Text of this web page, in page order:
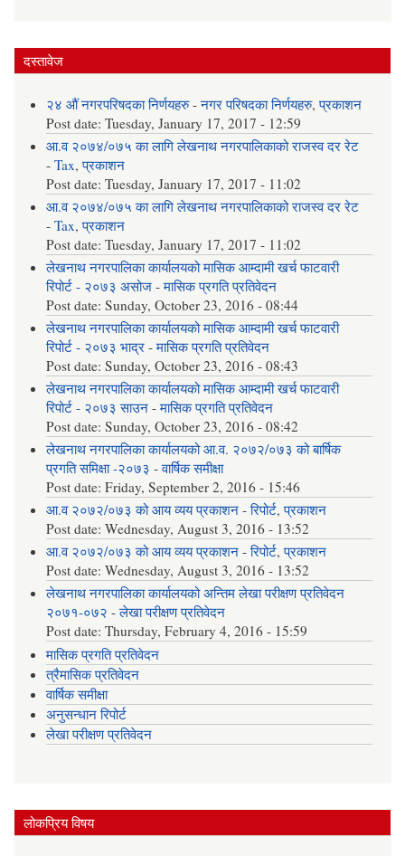
दस्तावेज
२४ औं नगरपरिषदका निर्णयहरु-नगर परिषदका निर्णयहरु,प्रकाशन
Post date:Tuesday, January 17, 2017 - 12:59
आ.व २०७४/०७५ का लागि लेखनाथ नगरपालिकाको राजस्व दर रेट
-Tax,प्रकाशन
Post date:Tuesday, January 17, 2017 - 11:02
आ.व २०७४/०७५ का लागि लेखनाथ नगरपालिकाको राजस्व दर रेट
-Tax,प्रकाशन
Post date:Tuesday, January 17, 2017 - 11:02
लेखनाथ नगरपालिका कार्यालयको मासिक आम्दामी खर्च फाटवारी
रिपोर्ट - २०७३ असोज -मासिक प्रगति प्रतिवेदन
Post date:Sunday, October 23, 2016 - 08:44
लेखनाथ नगरपालिका कार्यालयको मासिक आम्दामी खर्च फाटवारी
रिपोर्ट - २०७३ भाद्र-मासिक प्रगति प्रतिवेदन
Post date:Sunday, October 23, 2016 - 08:43
लेखनाथ नगरपालिका कार्यालयको मासिक आम्दामी खर्च फाटवारी
रिपोर्ट - २०७३ साउन-मासिक प्रगति प्रतिवेदन
Post date:Sunday, October 23, 2016 - 08:42
लेखनाथ नगरपालिका कार्यालयको आ.व. २०७२/०७३ को बार्षिक
प्रगति समिक्षा -२०७३-वार्षिक समीक्षा
Post date:Friday, September 2, 2016 - 15:46
आ.व २०७२/०७३ को आय व्यय प्रकाशन-रिपोर्ट,प्रकाशन
Post date:Wednesday, August 3, 2016 - 13:52
आ.व २०७२/०७३ को आय व्यय प्रकाशन-रिपोर्ट,प्रकाशन
Post date:Wednesday, August 3, 2016 - 13:52
लेखनाथ नगरपालिका कार्यालयको अन्तिम लेखा परीक्षण प्रतिवेदन
२०७१-०७२ -लेखा परीक्षण प्रतिवेदन
Post date:Thursday, February 4, 2016 - 15:59
मासिक प्रगति प्रतिवेदन
त्रैमासिक प्रतिवेदन
वार्षिक समीक्षा
अनुसन्धान रिपोर्ट
लेखा परीक्षण प्रतिवेदन
लोकप्रिय विषय